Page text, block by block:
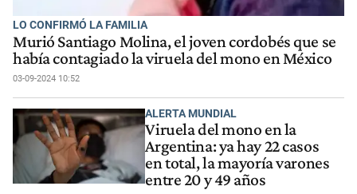
LO CONFIRMÓ LA FAMILIA
Murió Santiago Molina, el joven cordobés que se
había contagiado la viruela del mono en México
03-09-2024 10:52
ALERTA MUNDIAL
Viruela del mono en la
Argentina: ya hay 22 casos
en total, la mayoría varones
entre 20 y 49 años